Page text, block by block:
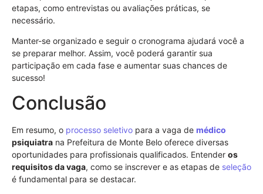
etapas, como entrevistas ou avaliações práticas, se
necessário.
Manter-se organizado e seguir o cronograma ajudará você a
se preparar melhor. Assim, você poderá garantir sua
participação em cada fase e aumentar suas chances de
sucesso!
Conclusão
Em resumo, o processo seletivo para a vaga de médico
psiquiatra na Prefeitura de Monte Belo oferece diversas
oportunidades para profissionais qualificados. Entender os
requisitos da vaga, como se inscrever e as etapas de seleção
é fundamental para se destacar.